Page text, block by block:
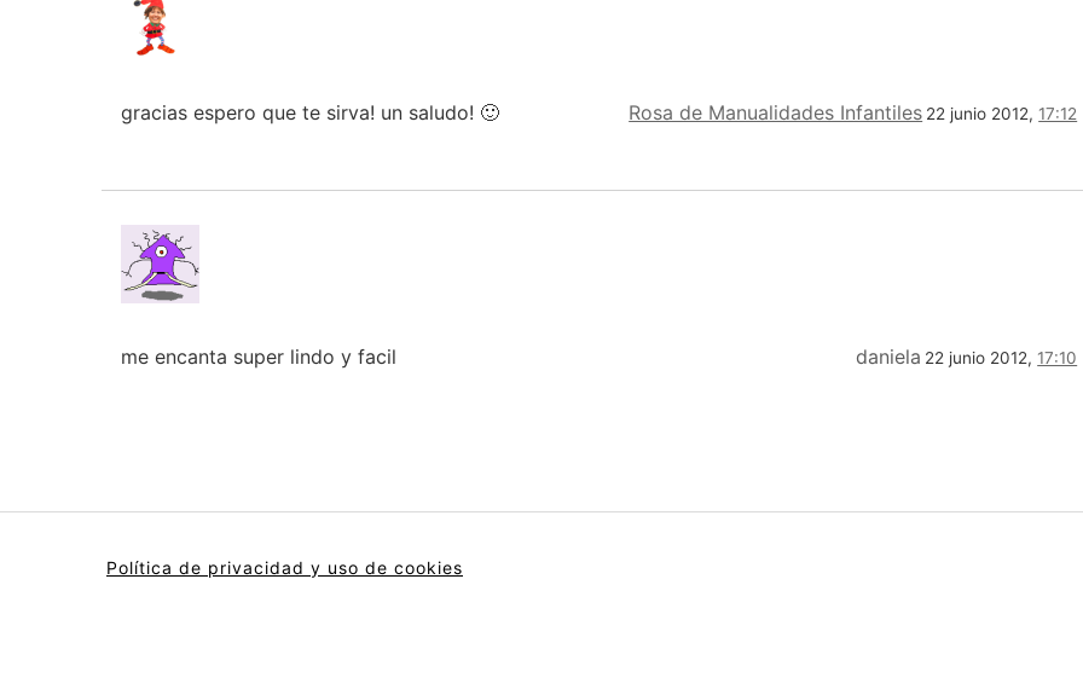
Rosa de Manualidades Infantiles 22 junio 2012,17:12
gracias espero que te sirva! un saludo! 🙂
daniela 22 junio 2012,17:10
me encanta super lindo y facil
Política de privacidad y uso de cookies